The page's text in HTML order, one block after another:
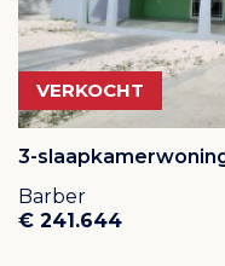
VERKOCHT
3-
Barber
€ 241.644